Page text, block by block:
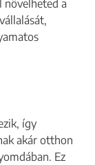
növelheted a
így
akár otthon
Ez